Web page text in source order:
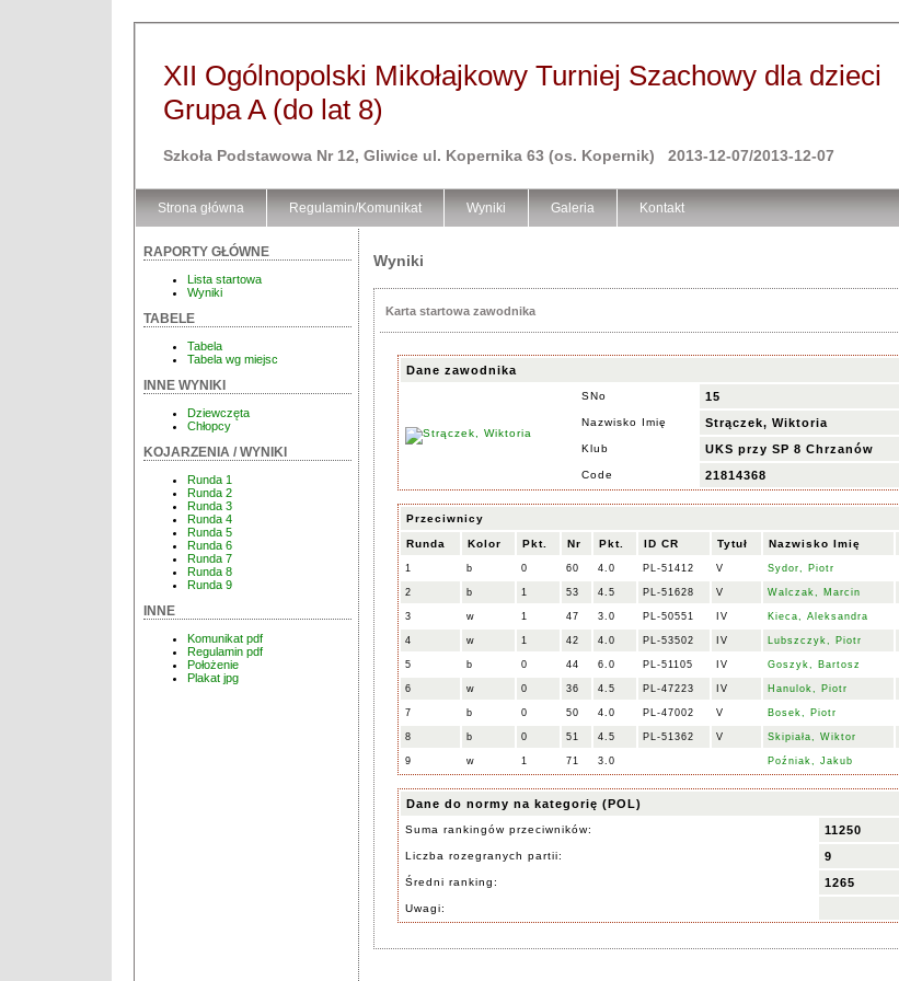
XII Ogólnopolski Mikołajkowy Turniej Szachowy dla dzieci
Grupa A (do lat 8)
Szkoła Podstawowa Nr 12, Gliwice ul. Kopernika 63 (os. Kopernik) 2013-12-07/2013-12-07
Strona główna Regulamin/Komunikat Wyniki Galeria Kontakt
RAPORTY GŁÓWNE
Lista startowa
Wyniki
TABELE
Tabela
Tabela wg miejsc
INNE WYNIKI
Dziewczęta
Chłopcy
KOJARZENIA / WYNIKI
Runda 1
Runda 2
Runda 3
Runda 4
Runda 5
Runda 6
Runda 7
Runda 8
Runda 9
INNE
Komunikat pdf
Regulamin pdf
Położenie
Plakat jpg
Wyniki
Karta startowa zawodnika
Dane zawodnika
SNo 15
Nazwisko Imię Strączek, Wiktoria
Klub UKS przy SP 8 Chrzanów
Code 21814368
Przeciwnicy
Runda Kolor Pkt. Nr Pkt. ID CR Tytuł Nazwisko Imię
1 b 0 60 4.0 PL-51412 V Sydor, Piotr
2 b 1 53 4.5 PL-51628 V Walczak, Marcin
3 w 1 47 3.0 PL-50551 IV Kieca, Aleksandra
4 w 1 42 4.0 PL-53502 IV Lubszczyk, Piotr
5 b 0 44 6.0 PL-51105 IV Goszyk, Bartosz
6 w 0 36 4.5 PL-47223 IV Hanulok, Piotr
7 b 0 50 4.0 PL-47002 V Bosek, Piotr
8 b 0 51 4.5 PL-51362 V Skipiała, Wiktor
9 w 1 71 3.0 Poźniak, Jakub
Dane do normy na kategorię (POL)
Suma rankingów przeciwników: 11250
Liczba rozegranych partii: 9
Średni ranking: 1265
Uwagi: